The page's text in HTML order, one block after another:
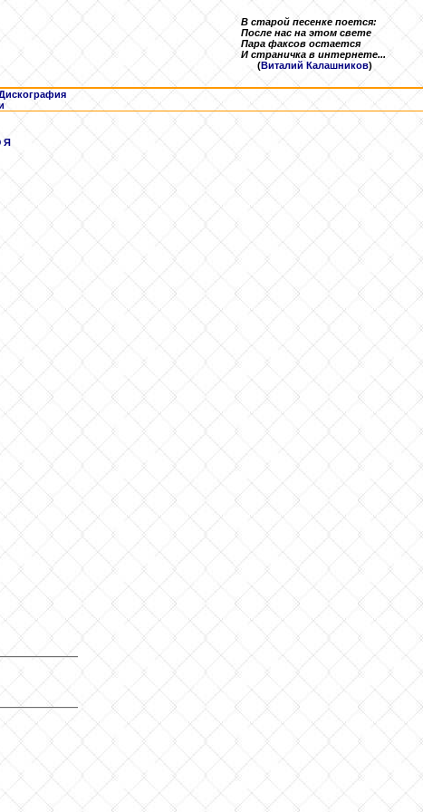
В старой песенке поется:
После нас на этом свете
Пара факсов остается
И страничка в интернете...
(Виталий Калашников)
Я